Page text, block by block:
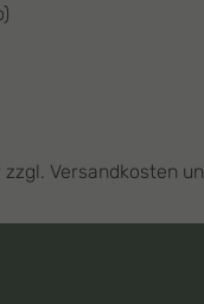
Versandkosten